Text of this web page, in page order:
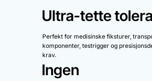
Ultra-tette
Perfekt for medisinske fiksturer,
komponenter, testrigger og
krav.
Ingen